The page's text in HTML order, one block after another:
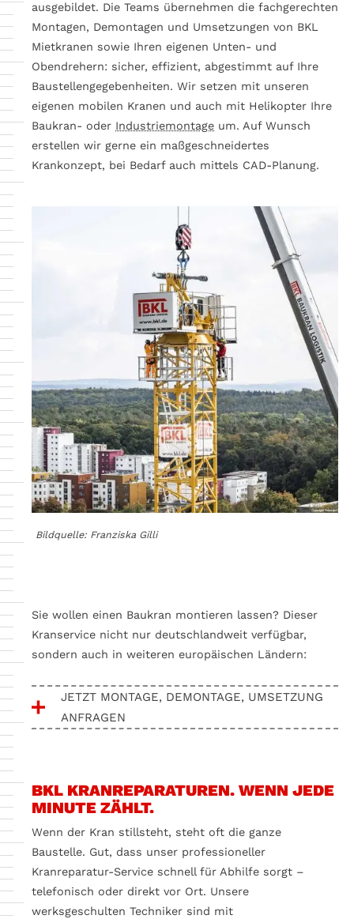
ausgebildet. Die Teams übernehmen die fachgerechten
Montagen, Demontagen und Umsetzungen von BKL
Mietkranen sowie Ihren eigenen Unten- und
Obendrehern: sicher, effizient, abgestimmt auf Ihre
Baustellengegebenheiten. Wir setzen mit unseren
eigenen mobilen Kranen und auch mit Helikopter Ihre
Baukran- oder Industriemontage um. Auf Wunsch
erstellen wir gerne ein maßgeschneidertes
Krankonzept, bei Bedarf auch mittels CAD-Planung.
Bildquelle: Franziska Gilli
Sie wollen einen Baukran montieren lassen? Dieser
Kranservice nicht nur deutschlandweit verfügbar,
sondern auch in weiteren europäischen Ländern:
JETZT MONTAGE, DEMONTAGE, UMSETZUNG
ANFRAGEN
E-Mail-Adresse*
Montagen
Demontagen
BKL KRANREPARATUREN. WENN JEDE
MINUTE ZÄHLT.
Wenn der Kran stillsteht, steht oft die ganze
Baustelle. Gut, dass unser professioneller
Kranreparatur-Service schnell für Abhilfe sorgt –
telefonisch oder direkt vor Ort. Unsere
werksgeschulten Techniker sind mit